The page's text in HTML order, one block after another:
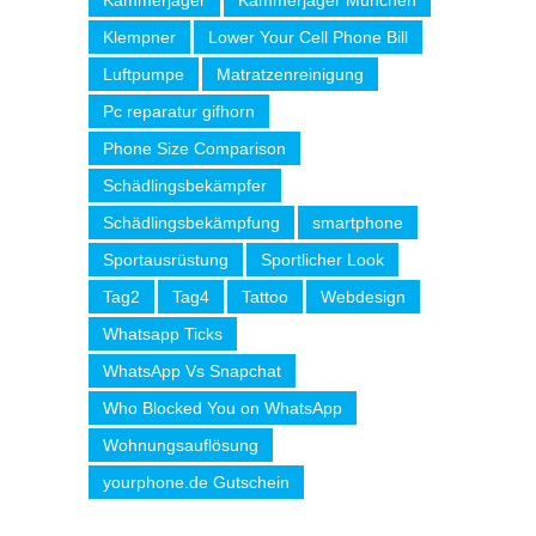
Klempner
Lower Your Cell Phone Bill
Luftpumpe
Matratzenreinigung
Pc reparatur gifhorn
Phone Size Comparison
Schädlingsbekämpfer
Schädlingsbekämpfung
smartphone
Sportausrüstung
Sportlicher Look
Tag2
Tag4 Tattoo
Webdesign
Whatsapp Ticks
WhatsApp Vs Snapchat
Who Blocked You on WhatsApp
Wohnungsauflösung
yourphone.de Gutschein